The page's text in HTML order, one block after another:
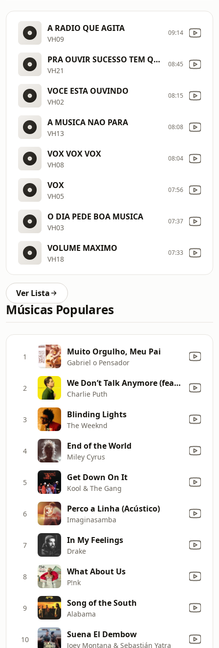
A RADIO QUE AGITA
VH09
09:14
PRA OUVIR SUCESSO TEM QUE OUVIR
VH21
08:45
VOCE ESTA OUVINDO
VH02
08:15
A MUSICA NAO PARA
VH13
08:08
VOX VOX VOX
VH08
08:04
VOX
VH05
07:56
O DIA PEDE BOA MUSICA
VH03
07:37
VOLUME MAXIMO
VH18
07:33
Ver Lista
Músicas Populares
1 Muito Orgulho, Meu Pai
Gabriel o Pensador
2 We Don’t Talk Anymore (feat. Selena Gomez)
Charlie Puth
3 Blinding Lights
The Weeknd
4 End of the World
Miley Cyrus
5 Get Down On It
Kool & The Gang
6 Perco a Linha (Acústico)
Imaginasamba
7 In My Feelings
Drake
8 What About Us
P!nk
9 Song of the South
Alabama
10 Suena El Dembow
Joey Montana & Sebastián Yatra